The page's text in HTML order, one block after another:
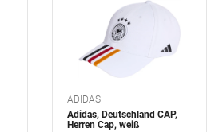
ADIDAS
Adidas, Deutschland CAP,
Herren Cap, weiß